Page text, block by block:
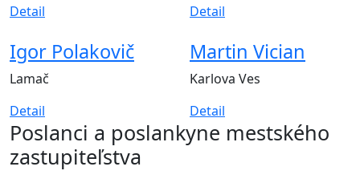
Detail
Detail
Igor Polakovič
Lamač
Detail
Martin Vician
Karlova Ves
Detail
Poslanci a poslankyne mestského
zastupiteľstva